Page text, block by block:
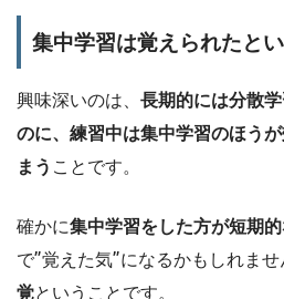
集中学習は覚えられたと
興味深いのは、 長期的には分散
のに、練習中は集中学習のほう
まう ことです。
確かに集中学習をした方が短期
で”覚えた気”になるかもしれま
覚ということです。